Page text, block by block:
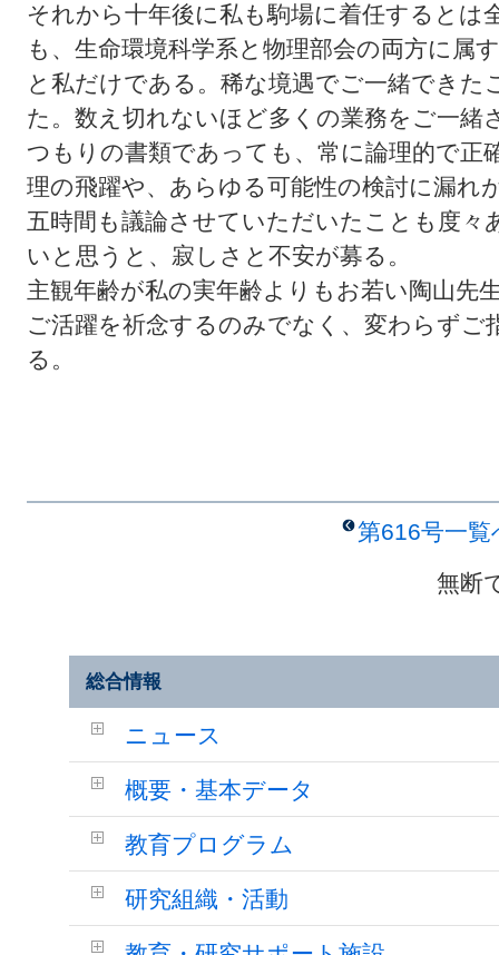
それから十年後に私も駒場に着任するとは
も、生命環境科学系と物理部会の両方に属
と私だけである。稀な境遇でご一緒でき
た。数え切れないほど多くの業務をご一緒
つもりの書類であっても、常に論理的で正
理の飛躍や、あらゆる可能性の検討に漏れ
五時間も議論させていただいたことも度
いと思うと、寂しさと不安が募る。
主観年齢が私の実年齢よりもお若い陶山先
ご活躍を祈念するのみでなく、変わらず
る。
第616号一覧
無断
総合情報
ニュース
概要・基本データ
教育プログラム
研究組織・活動